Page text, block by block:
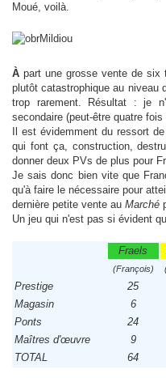
Moué, voilà.
À part une grosse vente de six
plutôt catastrophique au niveau
trop rarement. Résultat : je
secondaire (peut-être quatre
Il est évidemment du ressort
qui font ça, construction,
donner deux PVs de plus pour
Je sais donc bien vite que
qu'à faire le nécessaire pour
dernière petite vente au Marché
Un jeu qui n'est pas si évident
Fraels
(François)
Prestige 25
Magasin
6
Ponts
24
Maîtres d'œuvre
9
TOTAL
64